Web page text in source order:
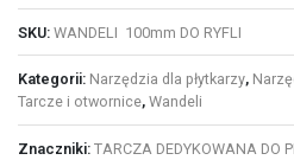
SKU: WANDELI 100mm DO RYFLI
Kategorii: Narzędzia dla płytkarzy,
Tarcze i otwornice, Wandeli
Znaczniki: TARCZA DEDYKOWANA DO